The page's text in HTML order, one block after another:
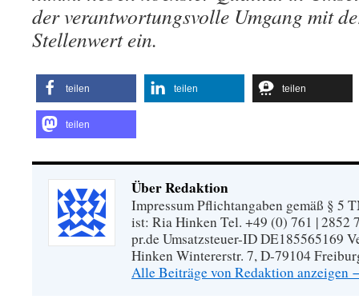
der verantwortungsvolle Umgang mit
Stellenwert ein.
teilen teilen teilen
teilen
Über Redaktion
Impressum Pflichtangaben gemäß § 5
ist: Ria Hinken Tel. +49 (0) 761 | 2852
pr.de Umsatzsteuer-ID DE185565169
Hinken Wintererstr. 7, D-79104
Alle Beiträge von Redaktion anzeigen